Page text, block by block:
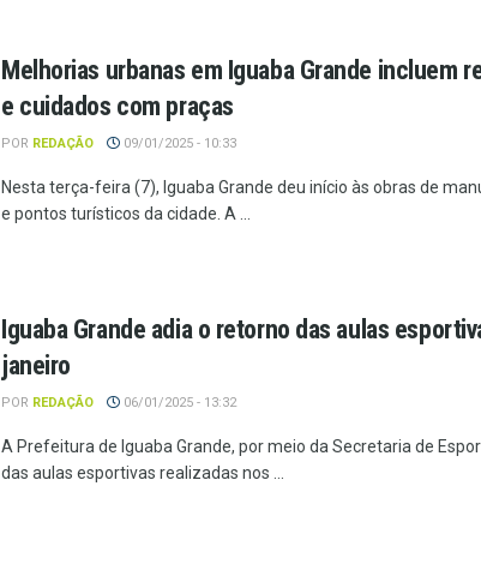
Melhorias urbanas em Iguaba Grande incluem
e cuidados com praças
POR REDAÇÃO 09/01/2025 - 10:33
Nesta terça-feira (7), Iguaba Grande deu início às obras de
e pontos turísticos da cidade. A ...
Iguaba Grande adia o retorno das aulas
janeiro
POR REDAÇÃO 06/01/2025 - 13:32
A Prefeitura de Iguaba Grande, por meio da Secretaria de
das aulas esportivas realizadas nos ...